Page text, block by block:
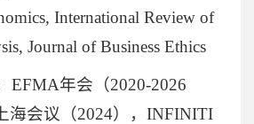
International Review of
Journal of Business Ethics
EFMA年会（2020-2026
海会议（2024），INFINITI